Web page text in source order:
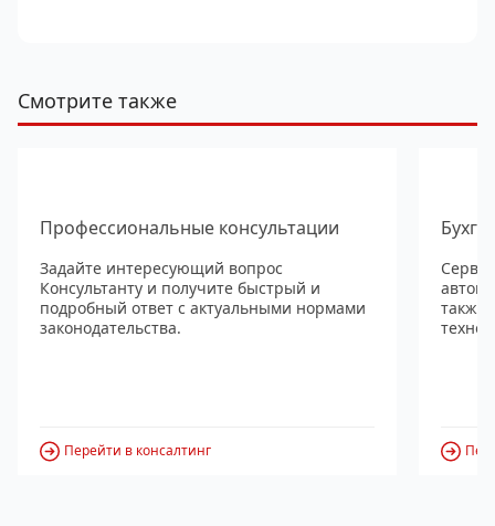
Смотрите также
Профессиональные консультации
Задайте интересующий вопрос
Консультанту и получите быстрый и
подробный ответ с актуальными нормами
законодательства.
Перейти в консалтинг
также